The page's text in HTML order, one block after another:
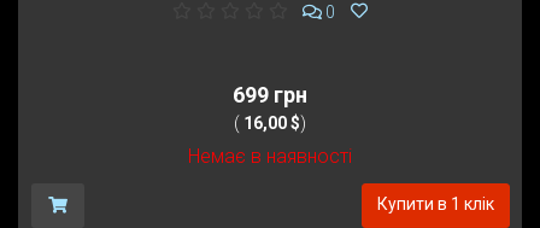
0
699 грн
( 16,00 $)
Немає в наявності
Купити в 1 клік